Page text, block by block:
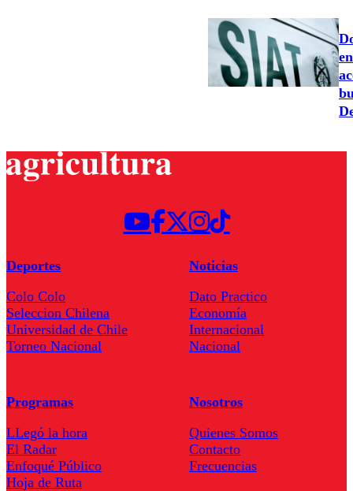
Deportes
Colo Colo
Seleccion Chilena
Universidad de Chile
Torneo Nacional
Noticias
Dato Practico
Economía
Internacional
Nacional
Programas
LLegó la hora
El Radar
Enfoqué Público
Hoja de Ruta
Nosotros
Quienes Somos
Contacto
Frecuencias